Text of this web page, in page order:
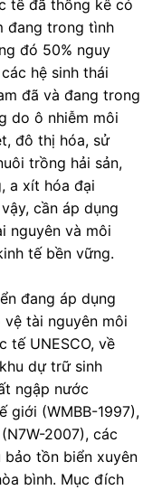
tế đã thống kê có
đang trong tình
đó 50% nguy
hệ sinh thái
đã và đang trong
do ô nhiễm môi
đô thị hóa, sử
trồng hải sản,
a xít hóa đại
cần áp dụng
nguyên và môi
tế bền vững.
đang áp dụng
tài nguyên môi
tế UNESCO, về
dự trữ sinh
ngập nước
giới (WMBB-1997),
2007), các
bảo tồn biển xuyên
bình. Mục đích